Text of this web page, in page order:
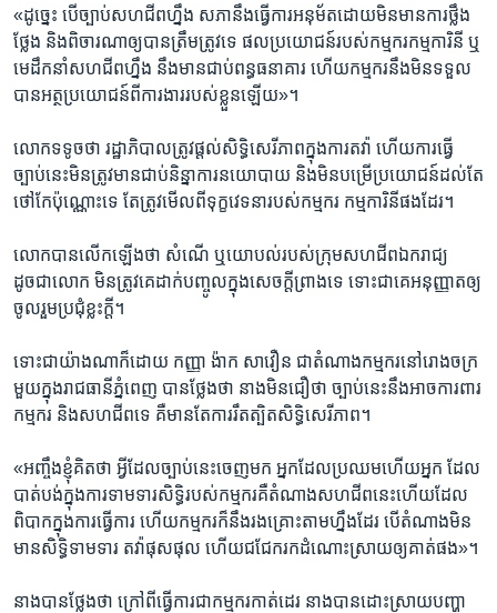
«ដូច្នេះ​ បើច្បាប់​សហជីព​ហ្នឹង​ សភា​នឹង​ធ្វើ​ការ​អនុម័ត​ដោយ​មិនមាន​ការ​ថ្លឹង
ថ្លែង​ និង​ពិចារណា​ឲ្យ​បាន​ត្រឹមត្រូវ​ទេ​ ផល​ប្រយោជន៍​របស់​កម្មករ​កម្មការិនី ​ឬ
​មេ​ដឹកនាំ​សហជីព​ហ្នឹង​ នឹង​មានជាប់​ពន្ធធនាគារ ​ហើយ​កម្មករ​នឹង​មិន​ទទួល​
បាន​អត្ថ​ប្រយោជន៍​ពី​ការងារ​របស់​ខ្លួន​ឡើយ»។​
លោក​ទទូច​ថា​ រដ្ឋាភិបាល​ត្រូវ​ផ្តល់​សិទ្ធិ​សេរីភាព​ក្នុង​ការ​តវ៉ា ​ហើយ​ការ​ធ្វើ​
ច្បាប់​នេះ​មិន​ត្រូវ​មាន​ជាប់​និន្នាការ​នយោបាយ​ និង​មិន​បម្រើប្រយោជន៍​ដល់​តែ​
ថៅកែ​ប៉ុណ្ណោះ​ទេ ​តែត្រូវ​មើល​ពី​ទុក្ខវេទនា​របស់​កម្មករ ​កម្មការិនី​ផង​ដែរ។
លោក​បាន​លើក​ឡើង​ថា​ សំណើ​ ឬ​យោបល់​របស់​ក្រុម​សហជីព​ឯករាជ្យ​
ដូចជា​លោក ​មិនត្រូវ​គេ​ដាក់​បញ្ចូល​ក្នុង​សេចក្តី​ព្រាង​ទេ​ ទោះជា​គេ​អនុញ្ញាតឲ្យ​
ចូល​រួម​ប្រជុំ​ខ្លះ​ក្តី។​
ទោះជា​យ៉ាងណា​ក៏ដោយ​ កញ្ញា​ ង៉ាក សាវឿន ​ជា​តំណាង​កម្មករ​នៅ​រោងចក្រ​
មួយ​ក្នុង​រាជធានី​ភ្នំពេញ​ បាន​ថ្លែង​ថា​ នាង​មិន​ជឿ​ថា ​ច្បាប់​នេះ​នឹង​អាច​ការពារ
កម្មករ ​និង​សហជីព​ទេ​ គឺមាន​តែ​ការ​រឹតត្បិត​សិទ្ធិ​សេរីភាព។​
«អញ្ចឹង​ខ្ញុំ​គិត​ថា អ្វី​ដែល​ច្បាប់​នេះ​ចេញ​មក​ អ្នក​ដែល​ប្រឈម​ហើយ​អ្នក​ ​ដែល​
បាត់បង់​ក្នុង​ការ​ទាមទារ​សិទ្ធិ​របស់​កម្មករ​គឺ​តំណាង​សហជីព​នេះហើយ​ដែល​
ពិបាក​ក្នុង​ការ​ធ្វើការ ​ហើយ​កម្មករ​ក៏​នឹងរង​គ្រោះ​តាម​ហ្នឹង​ដែរ បើ​តំណាង​មិន
មាន​សិទ្ធិ​ទាមទារ​ តវ៉ា​ផុសផុល ​ហើយ​ជជែក​រក​ដំណោះ​ស្រាយ​ឲ្យ​គាត់​ផង»។​
នាងបាន​ថ្លែង​ថា​ ​ក្រៅពី​ធ្វើការ​ជាកម្មករ​កាត់ដេរ​ ​នាង​បាន​ដោះស្រាយ​បញ្ហា​